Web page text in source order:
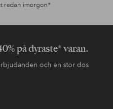
redan imorgon*
på dyraste* varan.
och en stor dos